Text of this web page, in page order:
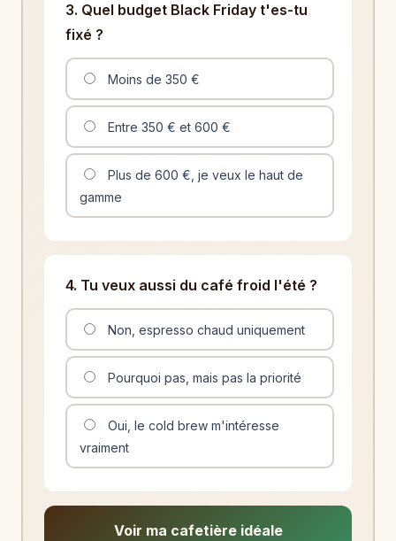
3. Quel budget Black Friday t'es-tu
fixé ?
Moins de 350 €
Entre 350 € et 600 €
Plus de 600 €, je veux le haut de
gamme
4. Tu veux aussi du café froid l'été ?
Non, espresso chaud uniquement
Pourquoi pas, mais pas la priorité
Oui, le cold brew m'intéresse
vraiment
Voir ma cafetière idéale